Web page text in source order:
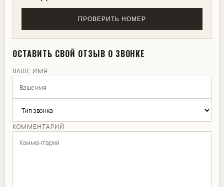
ПРОВЕРИТЬ НОМЕР
ОСТАВИТЬ СВОЙ ОТЗЫВ О ЗВОНКЕ
ВАШЕ ИМЯ
КОММЕНТАРИЙ